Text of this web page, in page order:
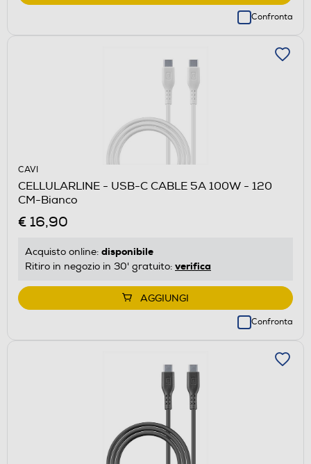
Confronta
CAVI
CELLULARLINE - USB-C CABLE 5A 100W - 120
CM-Bianco
€ 16,90
Acquisto online: disponibile
Ritiro in negozio in 30' gratuito: verifica
AGGIUNGI
Confronta